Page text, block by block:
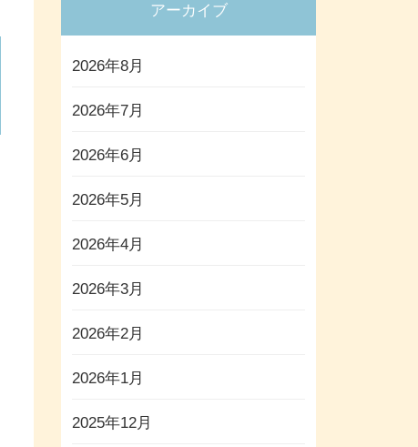
アーカイブ
2026年8月
2026年7月
2026年6月
2026年5月
2026年4月
2026年3月
2026年2月
2026年1月
2025年12月